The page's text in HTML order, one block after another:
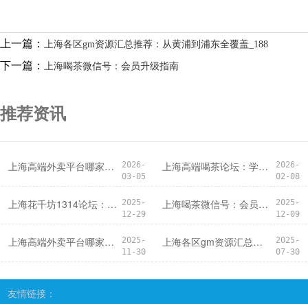
上一篇： 上海各区gm资源汇总推荐：从黄浦到浦东全覆盖_188
下一篇： 上海喝茶微信号：会员升级指南
推荐资讯
上海高端外卖平台哪家好：平台筛选标准
2026-
03-05
上海高端喝茶论坛：学习效果如何？
2026-
02-08
上海花千坊1314论坛：避免广告帖的方法
2025-
12-29
上海喝茶微信号：会员升级指南
2025-
12-09
上海高端外卖平台哪家好？权威评测来袭
2025-
11-30
上海各区gm资源汇总推荐：从黄浦到浦东全覆盖_188
2025-
07-30
友情链接：